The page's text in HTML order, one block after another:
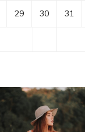
29 30 31